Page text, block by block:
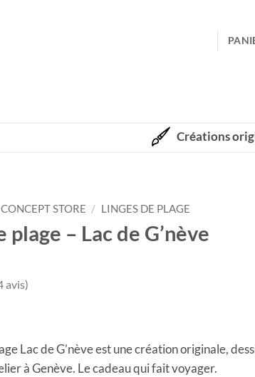
Créations
CONCEPT STORE / LINGES DE PLAGE
plage – Lac de G’nève
avis)
Lac de G’nève est une création originale,
à Genève. Le cadeau qui fait voyager.